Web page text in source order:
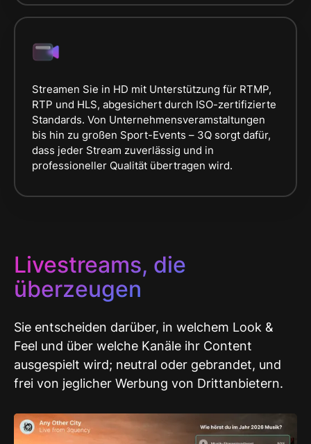
Streamen Sie in HD mit Unterstützung für RTMP,
RTP und HLS, abgesichert durch ISO-zertifizierte
Standards. Von Unternehmensveramstaltungen
bis hin zu großen Sport-Events – 3Q sorgt dafür,
dass jeder Stream zuverlässig und in
professioneller Qualität übertragen wird.
Livestreams, die
überzeugen
Sie entscheiden darüber, in welchem Look &
Feel und über welche Kanäle ihr Content
ausgespielt wird; neutral oder gebrandet, und
frei von jeglicher Werbung von Drittanbietern.